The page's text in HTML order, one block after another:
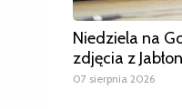
Niedziela na
zdjęcia z
07 sierpnia 2026